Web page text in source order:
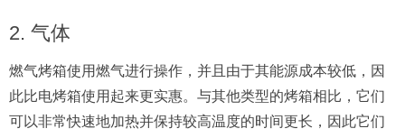
2. 气体
燃气烤箱使用燃气进行操作，并且由于其能源成本较低，因
此比电烤箱使用起来更实惠。与其他类型的烤箱相比，它们
可以非常快速地加热并保持较高温度的时间更长，因此它们